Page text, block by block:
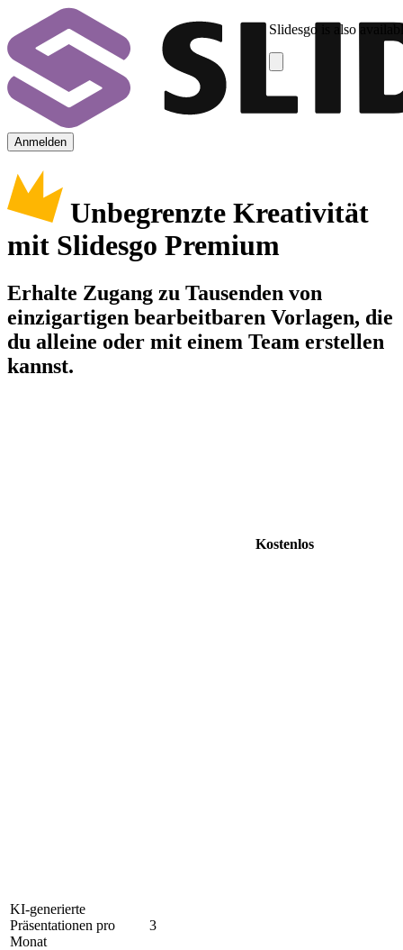
Slidesgo is also
Anmelden
Unbegrenzte Kreativität
mit Slidesgo Premium
Erhalte Zugang zu Tausenden von
einzigartigen bearbeitbaren Vorlagen, die
du alleine oder mit einem Team erstellen
kannst.
Kostenlos
KI-generierte
Präsentationen pro
Monat
3